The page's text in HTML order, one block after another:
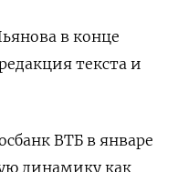
в конце
текста и
ВТБ в январе
динамику как